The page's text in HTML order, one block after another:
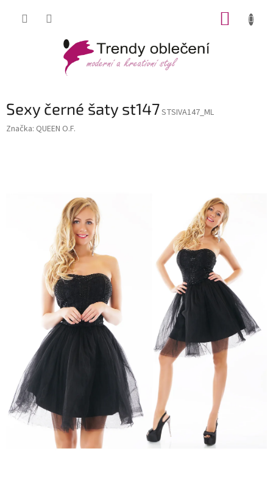
Sexy černé šaty st147STSIVA147_ML
Značka: QUEEN O.F.